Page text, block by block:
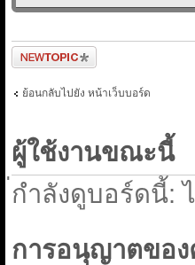
ตั้งกระทู้ใหม่
ย้อนกลับไปยัง หน้าเว็บบอร์ด
ผู้ใช้งานขณะนี้
กำลังดูบอร์ดนี้:
การอนุญาตขอ